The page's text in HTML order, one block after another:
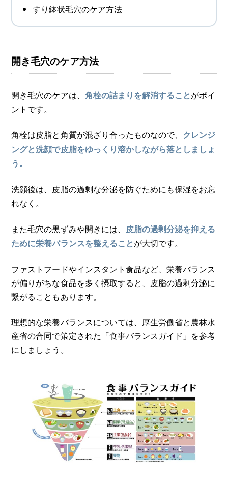
すり鉢状毛穴のケア方法
開き毛穴のケア方法
開き毛穴のケアは、 角栓の詰まりを解消することがポイ
ントです。
角栓は皮脂と角質が混ざり合ったものなので、 クレンジ
ングと洗顔で皮脂をゆっくり溶かしながら落としましょ
う。
洗顔後は、皮脂の過剰な分泌を防ぐためにも保湿をお忘
れなく。
また毛穴の黒ずみや開きには、 皮脂の過剰分泌を抑える
ために栄養バランスを整えることが大切です。
ファストフードやインスタント食品など、栄養バランス
が偏りがちな食品を多く摂取すると、皮脂の過剰分泌に
繋がることもあります。
理想的な栄養バランスについては、厚生労働省と農林水
産省の合同で策定された「食事バランスガイド」を参考
にしましょう。